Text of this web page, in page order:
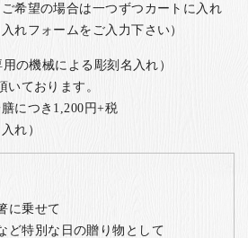
ご希望の場合は一つずつカートに入れ
れフォームをご入力下さい）
の機械による彫刻名入れ）
ております。
につき1,200円+税
れ）
に乗せて
ど特別な日の贈り物として